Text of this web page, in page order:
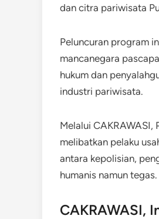
dan citra pariwisata
Peluncuran program
mancanegara
hukum dan
industri pariwisata.
Melalui
melibatkan pelaku
antara kepolisian,
humanis namun tegas.
CAKRAWASI,